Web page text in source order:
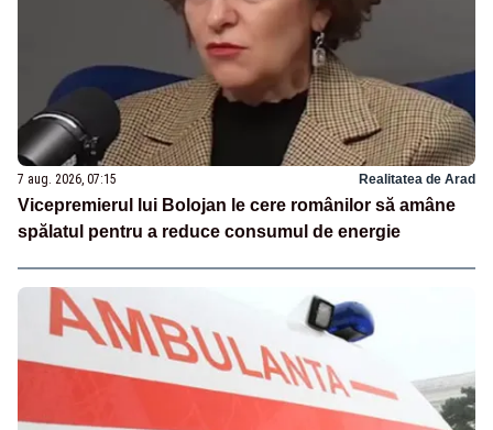
7 aug. 2026, 07:15 Realitatea de Arad
Vicepremierul lui Bolojan le cere românilor să amâne
spălatul pentru a reduce consumul de energie